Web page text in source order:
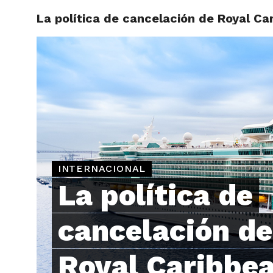
La política de cancelación de Royal
INTERNACIONAL
La política de
cancelación de